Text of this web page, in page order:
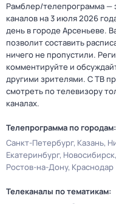
Рамблер/телепрограмма —
каналов на 3 июля 2026
день в городе Арсеньеве.
позволит составить
ничего не пропустили.
комментируйте и
другими зрителями. С ТВ
смотреть по телевизору
каналах.
Телепрограмма по городам:
Санкт-Петербург Казань
Екатеринбург Новосибирск
Ростов-на-Дону Краснодар
Телеканалы по тематикам: